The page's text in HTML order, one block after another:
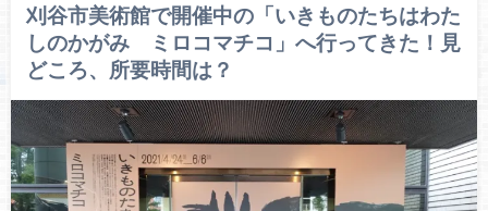
刈谷市美術館で開催中の「いきものたちはわた
しのかがみ ミロコマチコ」へ行ってきた！見
どころ、所要時間は？